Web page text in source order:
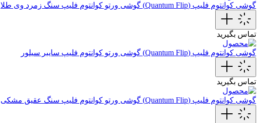
گوشی کوانتوم فلیپ (Quantum Flip) گوشی ورتو کوانتوم فلیپ سنگ زمرد وی طلا
تماس بگیرید
گوشی کوانتوم فلیپ (Quantum Flip) گوشی ورتو کوانتوم فلیپ سایبر سیلور
تماس بگیرید
گوشی کوانتوم فلیپ (Quantum Flip) گوشی ورتو کوانتوم فلیپ سنگ عقیق مشکی